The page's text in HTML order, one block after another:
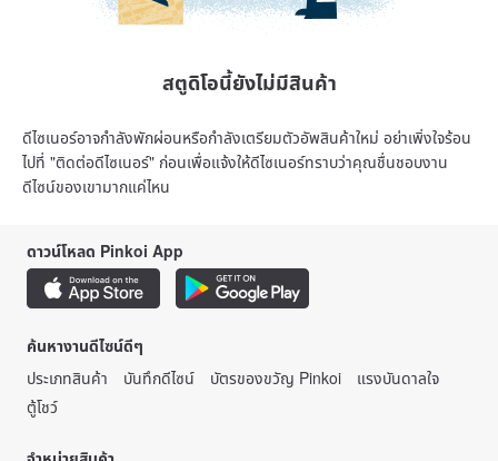
สตูดิโอนี้ยังไม่มีสินค้า
ดีไซเนอร์อาจกำลังพักผ่อนหรือกำลังเตรียมตัวอัพสินค้าใหม่ อย่าเพิ่งใจร้อน
ไปที่ "ติดต่อดีไซเนอร์" ก่อนเพื่อแจ้งให้ดีไซเนอร์ทราบว่าคุณชื่นชอบงาน
ดีไซน์ของเขามากแค่ไหน
ดาวน์โหลด Pinkoi App
ค้นหางานดีไซน์ดีๆ
ประเภทสินค้า
บันทึกดีไซน์ บัตรของขวัญ Pinkoi
แรงบันดาลใจ
ตู้โชว์